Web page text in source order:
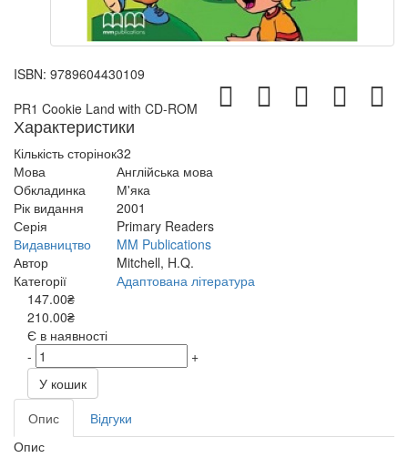
ISBN: 9789604430109
PR1 Cookie Land with CD-ROM
Характеристики
Кількість сторінок32
Мова
Англійська мова
Обкладинка
М'яка
Рік видання
2001
Серія
Primary Readers
Видавництво
MM Publications
Автор
Mitchell, H.Q.
Категорії
Адаптована література
147.00₴
210.00₴
Є в наявності
-
+
У кошик
Опис
Відгуки
Опис